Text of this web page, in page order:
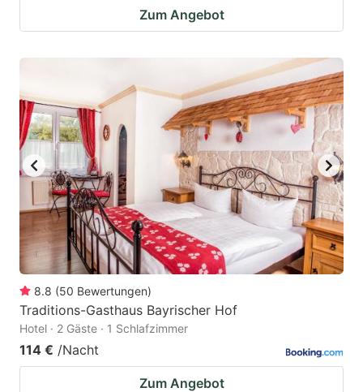
Zum Angebot
8.8 (50 Bewertungen)
Traditions-Gasthaus Bayrischer Hof
Hotel · 2 Gäste · 1 Schlafzimmer
114 € /Nacht
Zum Angebot